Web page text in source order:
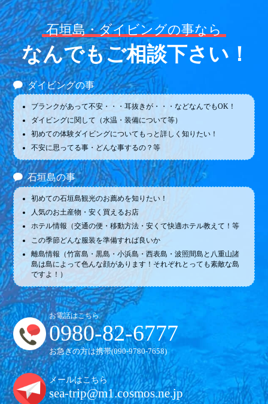
石垣島・ダイビングの事なら
なんでもご相談下さい！
ダイビングの事
ブランクがあって不安・・・耳抜きが・・・などなんでもOK！
ダイビングに関して（水温・装備について等）
初めての体験ダイビングについてもっと詳しく知りたい！
不安に思ってる事・どんな事するの？等
石垣島の事
初めての石垣島観光のお薦めを知りたい！
人気のお土産物・安く買えるお店
ホテル情報（交通の便・移動方法・安くて快適ホテル教えて！等
この季節どんな服装を準備すれば良いか
離島情報（竹富島・黒島・小浜島・西表島・波照間島と八重山諸
島は島によって色んな顔があります！それぞれとっても素敵な島
ですよ！）
お電話はこちら
0980-82-6777
お急ぎの方は携帯(090-9780-7658)
メールはこちら
sea-trip@m1.cosmos.ne.jp